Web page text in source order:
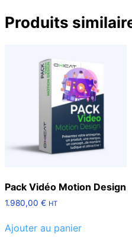
Produits
Pack Vidéo Motion Design
1.980,00 € HT
Ajouter au panier